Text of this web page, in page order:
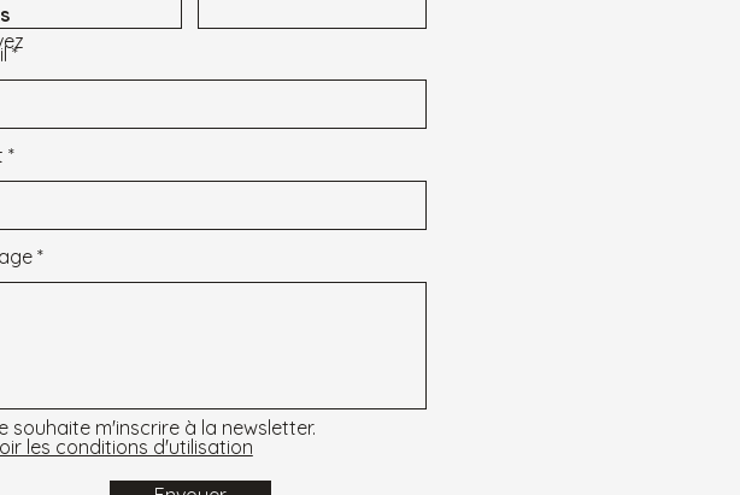
souhaite m'inscrire à la newsletter.
les conditions d'utilisation